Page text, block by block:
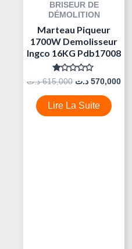
BRISEUR DE
DÉMOLITION
Marteau Piqueur
1700W Demolisseur
Ingco 16KG Pdb17008
Note
0
Sur
5
615,000 د.ت 570,000 د.ت
Lire La Suite